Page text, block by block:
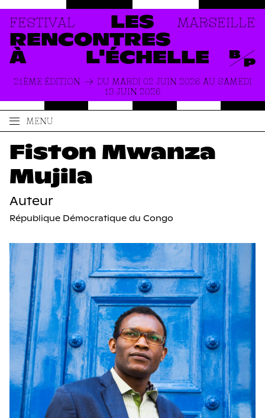
LES
RENCONTRES
À
L'ÉCHELLE
FESTIVAL MARSEILLE
21ÈME ÉDITION
DU MARDI 02 JUIN 2026 AU SAMEDI
13 JUIN 2026
MENU
ACCUEIL
PRODUCTIONS
À PROPOS
ACTUALITÉS
Fiston Mwanza
Mujila
Auteur
République Démocratique du Congo